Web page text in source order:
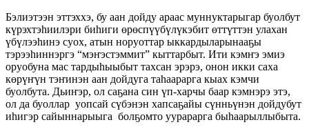
Бэлиэтээн эттэххэ, бу аан дойду араас муннуктарыгар буолбут
күрэхтэһиилэри биһиги өрөспүүбүлүкэбит өттүттэн улахан
үбүлээһинэ суох, атын норуоттар ыккардыларынааҕы
тэрээһиннэргэ “мэҥэстэммит” кыттарбыт. Ити кэмҥэ эмиэ
оруобуна мас тардыһыыбыт тахсан эрэрэ, онон икки саха
көрүҥүн тэҥинэн аан дойдуга таһаарарга кыах кэмчи
буолбута. Дьиҥэр, ол саҕана син үп-харчы баар кэмнэрэ этэ,
ол да буоллар уопсай сүбэнэн хапсаҕайы сүнньүнэн дойдубут
иһигэр сайыннарыыга болҕомто уурарарга быһаарыллыбыта.